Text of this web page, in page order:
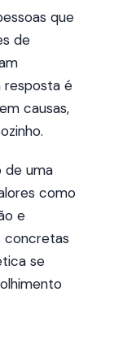
que
de
resposta é
causas,
de uma
como
e
concretas
se